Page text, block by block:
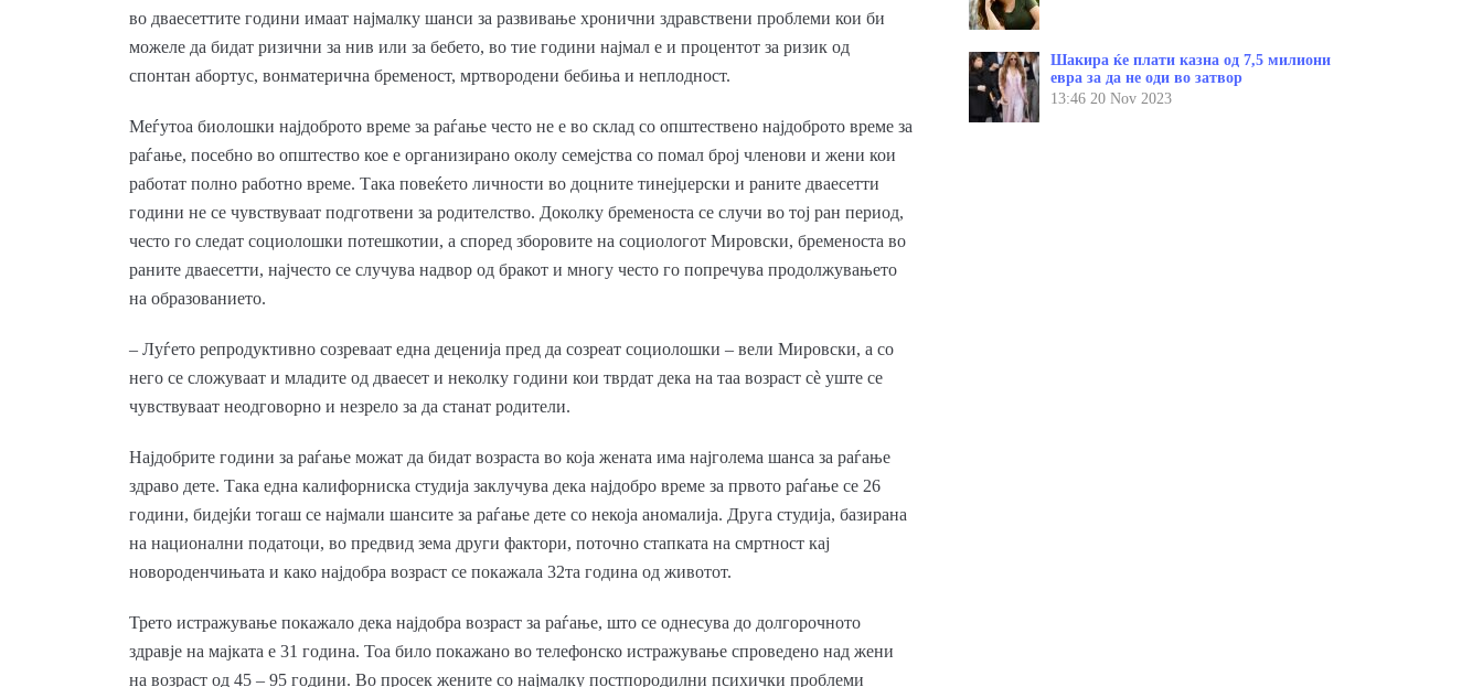
во дваесеттите години имаат најмалку шанси за развивање хронични здравствени проблеми кои би
можеле да бидат ризични за нив или за бебето, во тие години најмал е и процентот за ризик од
спонтан абортус, вонматерична бременост, мртвородени бебиња и неплодност.
Меѓутоа биолошки најдоброто време за раѓање често не е во склад со општествено најдоброто време за
раѓање, посебно во општество кое е организирано околу семејства со помал број членови и жени кои
работат полно работно време. Така повеќето личности во доцните тинејџерски и раните дваесетти
години не се чувствуваат подготвени за родителство. Доколку бременоста се случи во тој ран период,
често го следат социолошки потешкотии, а според зборовите на социологот Мировски, бременоста во
раните дваесетти, најчесто се случува надвор од бракот и многу често го попречува продолжувањето
на образованието.
– Луѓето репродуктивно созреваат една деценија пред да созреат социолошки – вели Мировски, а со
него се сложуваат и младите од дваесет и неколку години кои тврдат дека на таа возраст сè уште се
чувствуваат неодговорно и незрело за да станат родители.
Најдобрите години за раѓање можат да бидат возраста во која жената има најголема шанса за раѓање
здраво дете. Така една калифорниска студија заклучува дека најдобро време за првото раѓање се 26
години, бидејќи тогаш се најмали шансите за раѓање дете со некоја аномалија. Друга студија, базирана
на национални податоци, во предвид зема други фактори, поточно стапката на смртност кај
новороденчињата и како најдобра возраст се покажала 32та година од животот.
Трето истражување покажало дека најдобра возраст за раѓање, што се однесува до долгорочното
здравје на мајката е 31 година. Тоа било покажано во телефонско истражување спроведено над жени
на возраст од 45 – 95 години. Во просек жените со најмалку постпородилни психички проблеми
Шакира ќе плати казна од 7,5 милиони
евра за да не оди во затвор
13:46 20 Nov 2023